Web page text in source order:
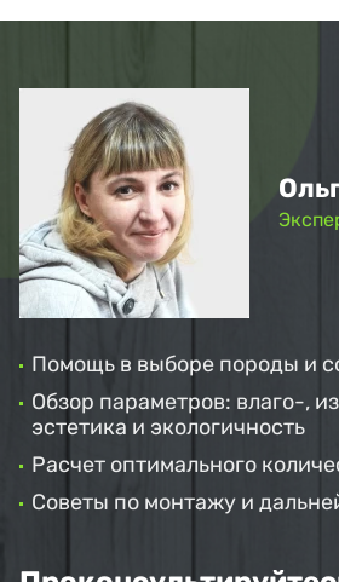
Помощь в выборе породы и
Обзор параметров: влаго-,
эстетика и экологичность
Расчет оптимального
Советы по монтажу и